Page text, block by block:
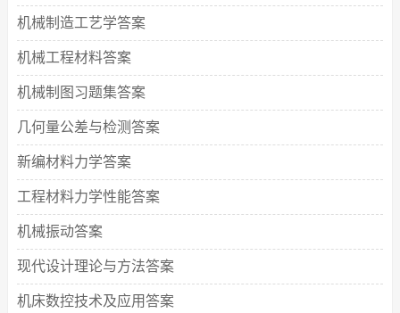
机械制造工艺学答案
机械工程材料答案
机械制图习题集答案
几何量公差与检测答案
新编材料力学答案
工程材料力学性能答案
机械振动答案
现代设计理论与方法答案
机床数控技术及应用答案